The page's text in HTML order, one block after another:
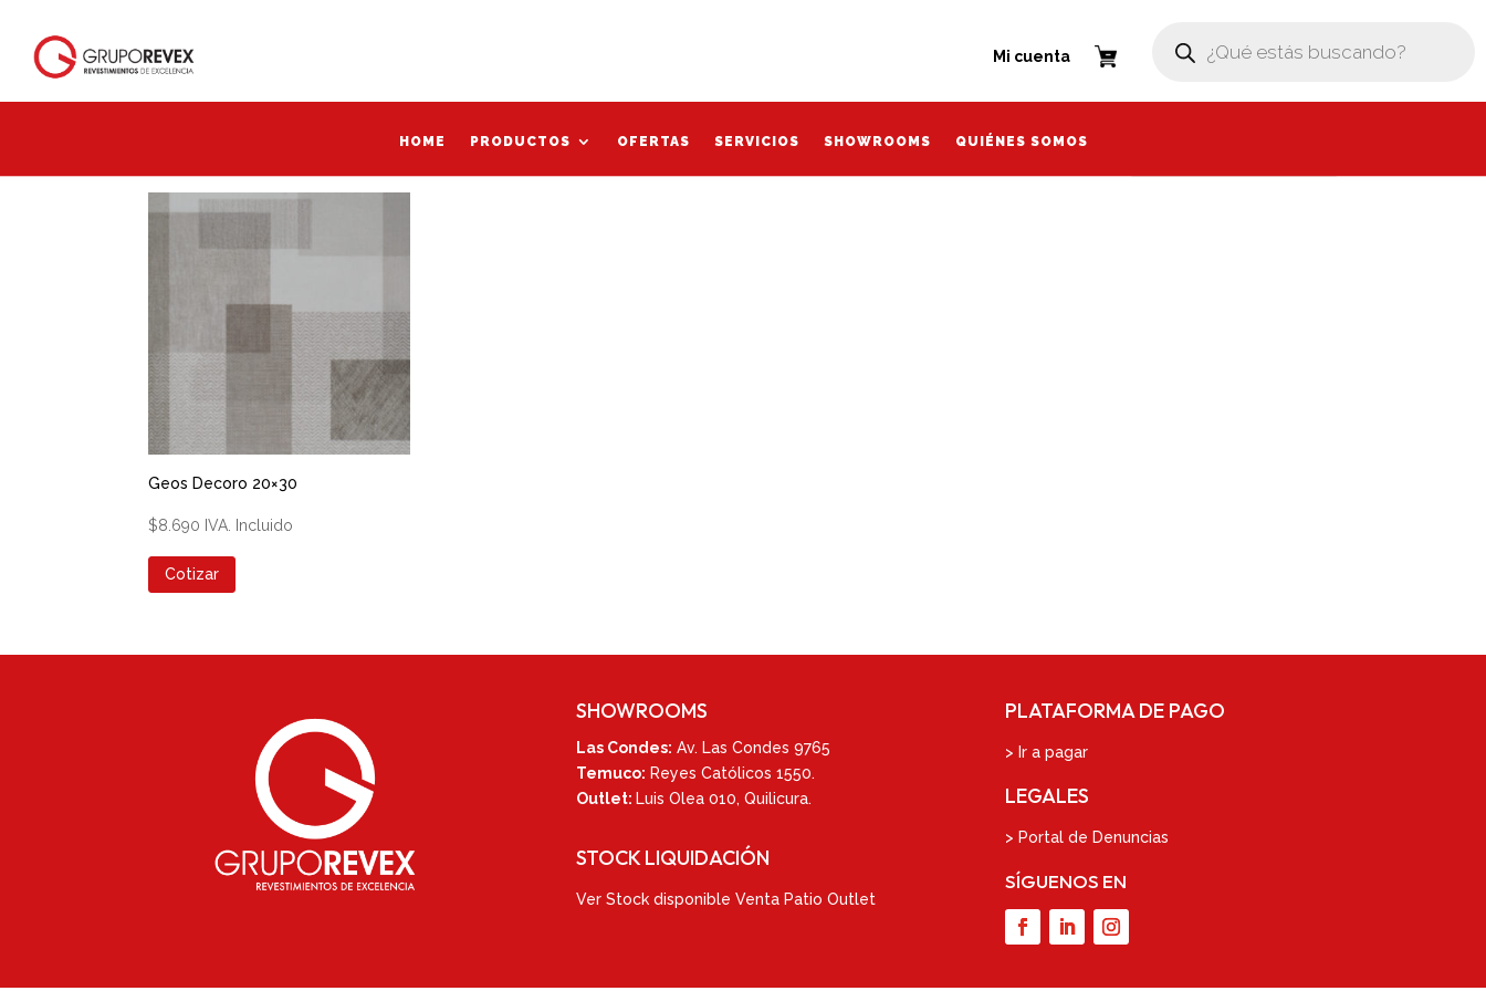
Mi cuenta
productos
Mi cuenta
productos
HOME PRODUCTOS OFERTAS SERVICIOS SHOWROOMS QUIÉNES SOMOS
Inicio/ Productos etiquetados “Geos Decoro decoro”
Geos Decoro 20×30
$8.690 IVA. Incluido
Cotizar
SHOWROOMS
Las Condes: Av. Las Condes 9765
Temuco: Reyes Católicos 1550.
Outlet: Luis Olea 010,Quilicura.
STOCK LIQUIDACIÓN
VerStock disponible Venta Patio Outlet
PLATAFORMA DE PAGO
> Ir a pagar
LEGALES
> Portal de Denuncias
SÍGUENOS EN